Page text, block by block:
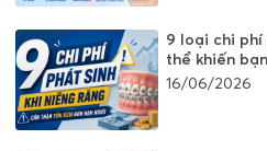
9 loại chi phí
thể khiến
16/06/2026